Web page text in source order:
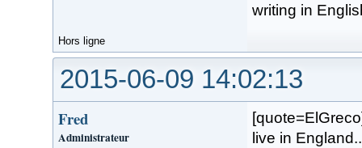
writing in
Hors ligne
2015-06-09 14:02:13
Fred
Administrateur
live in